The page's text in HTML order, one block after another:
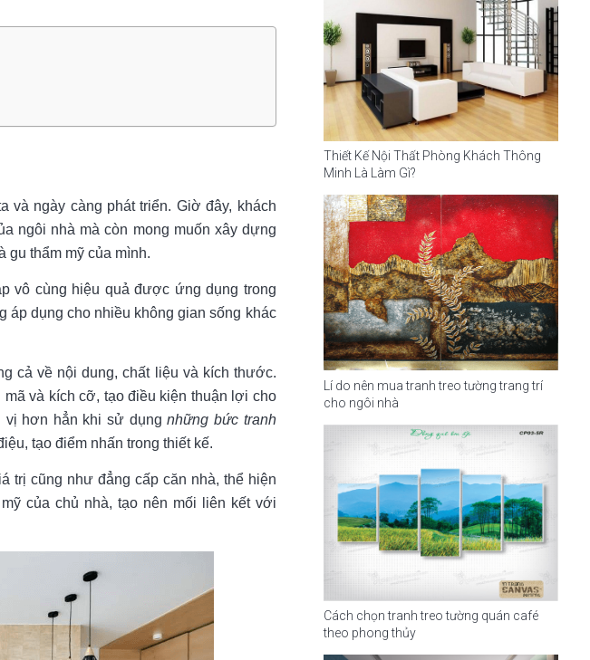
và ngày càng phát triển. Giờ đây, khách
ngôi nhà mà còn mong muốn xây dựng
gu thẩm mỹ của mình.
vô cùng hiệu quả được ứng dụng trong
áp dụng cho nhiều không gian sống khác
cả về nội dung, chất liệu và kích thước.
và kích cỡ, tạo điều kiện thuận lợi cho
vị hơn hẳn khi sử dụngnhững bức tranh
tạo điểm nhấn trong thiết kế.
trị cũng như đẳng cấp căn nhà, thể hiện
của chủ nhà, tạo nên mối liên kết với
Thiết Kế Nội Thất Phòng Khách Thông
Minh Là Làm Gì?
Lí do nên mua tranh treo tường trang trí
cho ngôi nhà
Cách chọn tranh treo tường quán café
theo phong thủy